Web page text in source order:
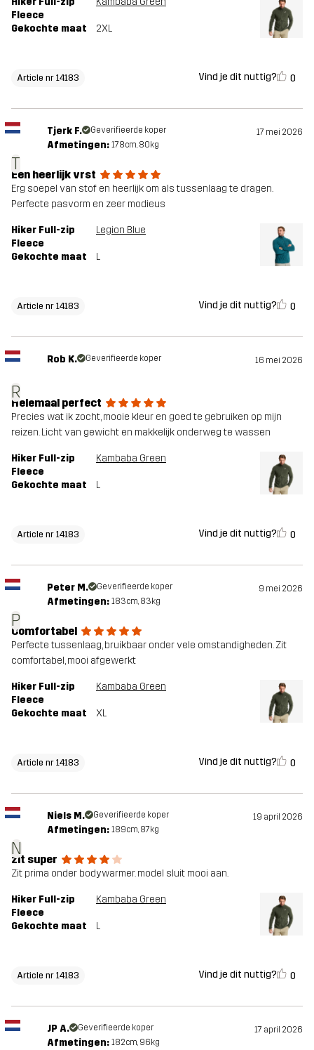
Fleece
Gekochte maat 2XL
Article nr 14183 Vind je dit nuttig? 0
T
Tjerk F. Geverifieerde koper 17 mei 2026
Afmetingen: 178cm, 80kg
Een heerlijk vrst
Erg soepel van stof en heerlijk om als tussenlaag te dragen.
Perfecte pasvorm en zeer modieus
Hiker Full-zip
Fleece
Legion Blue
Gekochte maat L
Article nr 14183 Vind je dit nuttig? 0
R
Rob K. Geverifieerde koper 16 mei 2026
Helemaal perfect
Precies wat ik zocht, mooie kleur en goed te gebruiken op mijn
reizen. Licht van gewicht en makkelijk onderweg te wassen
Hiker Full-zip
Fleece
Kambaba Green
Gekochte maat L
Article nr 14183 Vind je dit nuttig? 0
P
Peter M. Geverifieerde koper 9 mei 2026
Afmetingen: 183cm, 83kg
Comfortabel
Perfecte tussenlaag, bruikbaar onder vele omstandigheden. Zit
comfortabel, mooi afgewerkt
Hiker Full-zip
Fleece
Kambaba Green
Gekochte maat XL
Article nr 14183 Vind je dit nuttig? 0
N
Niels M. Geverifieerde koper 19 april 2026
Afmetingen: 189cm, 87kg
zit super
Zit prima onder bodywarmer. model sluit mooi aan.
Hiker Full-zip
Fleece
Kambaba Green
Gekochte maat L
Article nr 14183 Vind je dit nuttig? 0
JP A. Geverifieerde koper 17 april 2026
Afmetingen: 182cm, 96kg